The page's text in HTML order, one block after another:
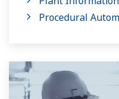
Procedural